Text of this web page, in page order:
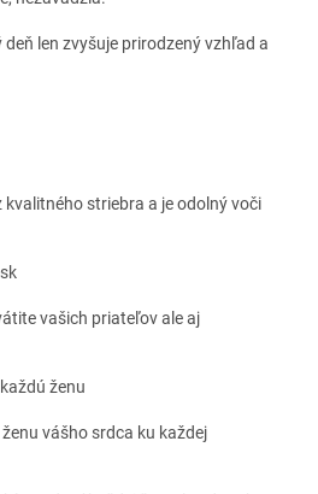
len zvyšuje prirodzený vzhľad a
kvalitného striebra a je odolný voči
vašich priateľov ale aj
ženu
vášho srdca ku každej